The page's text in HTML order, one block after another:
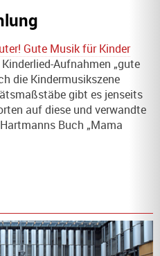
Gute Musik für Kinder
Aufnahmen „gute
die Kindermusikszene
gibt es jenseits
auf diese und verwandte
Buch „Mama